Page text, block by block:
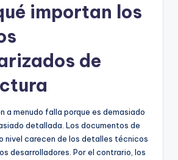
importan los
de
a menudo falla porque es demasiado
detallada. Los documentos de
nivel carecen de los detalles técnicos
desarrolladores. Por el contrario, los